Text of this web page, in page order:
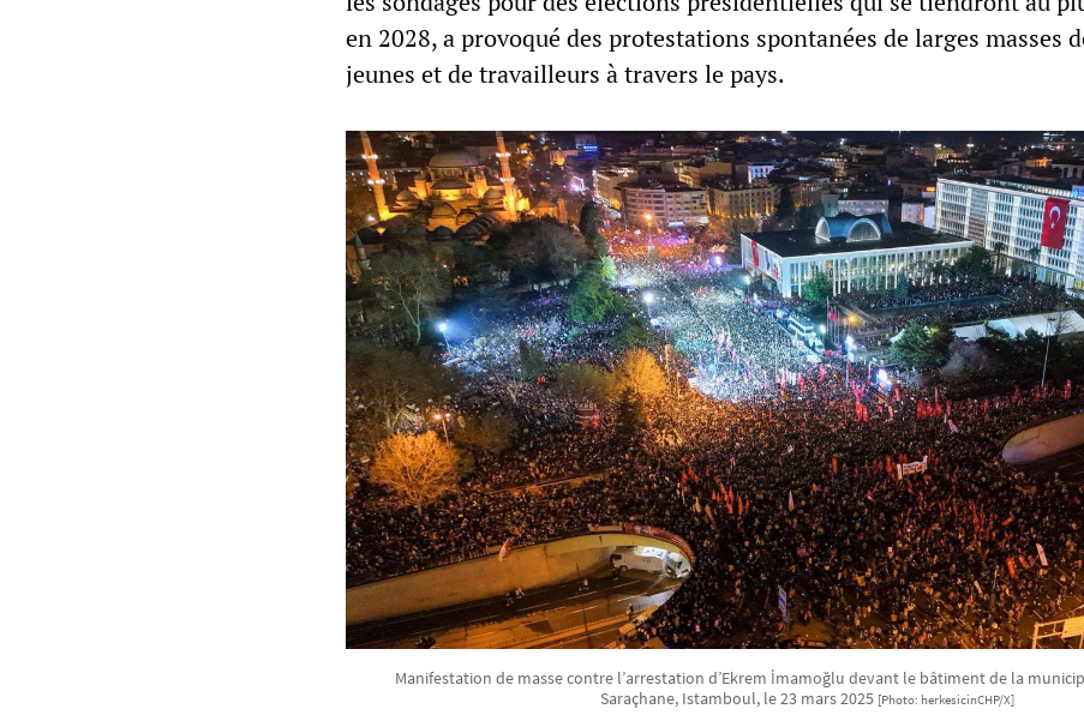
en 2028, a provoqué des protestations spontanées de larges masses
jeunes et de travailleurs à travers le pays.
Manifestation de masse contre l’arrestation d’Ekrem İmamoğlu devant le bâtiment de la
Saraçhane, Istamboul, le 23 mars 2025 [Photo: herkesicinCHP/X]